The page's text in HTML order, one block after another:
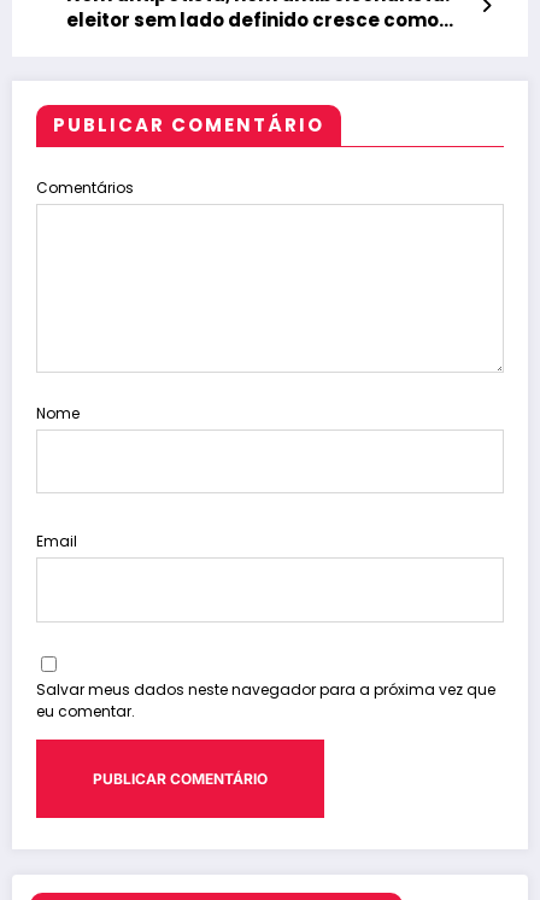
eleitor sem lado definido cresce como
PUBLICAR COMENTÁRIO
Comentários
Nome
Email
Salvar meus dados neste navegador para a próxima vez que
eu comentar.